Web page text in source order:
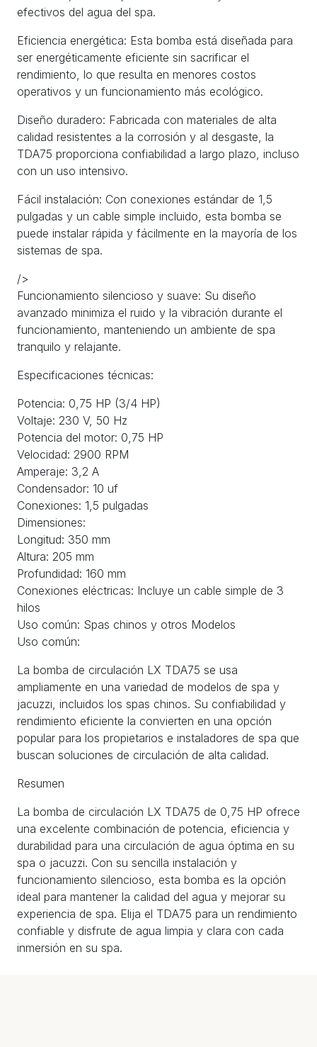
efectivos del agua del spa.
Eficiencia energética: Esta bomba está diseñada para
ser energéticamente eficiente sin sacrificar el
rendimiento, lo que resulta en menores costos
operativos y un funcionamiento más ecológico.
Diseño duradero: Fabricada con materiales de alta
calidad resistentes a la corrosión y al desgaste, la
TDA75 proporciona confiabilidad a largo plazo, incluso
con un uso intensivo.
Fácil instalación: Con conexiones estándar de 1,5
pulgadas y un cable simple incluido, esta bomba se
puede instalar rápida y fácilmente en la mayoría de los
sistemas de spa.
/>
Funcionamiento silencioso y suave: Su diseño
avanzado minimiza el ruido y la vibración durante el
funcionamiento, manteniendo un ambiente de spa
tranquilo y relajante.
Especificaciones técnicas:
Potencia: 0,75 HP (3/4 HP)
Voltaje: 230 V, 50 Hz
Potencia del motor: 0,75 HP
Velocidad: 2900 RPM
Amperaje: 3,2 A
Condensador: 10 uf
Conexiones: 1,5 pulgadas
Dimensiones:
Longitud: 350 mm
Altura: 205 mm
Profundidad: 160 mm
Conexiones eléctricas: Incluye un cable simple de 3
hilos
Uso común: Spas chinos y otros Modelos
Uso común:
La bomba de circulación LX TDA75 se usa
ampliamente en una variedad de modelos de spa y
jacuzzi, incluidos los spas chinos. Su confiabilidad y
rendimiento eficiente la convierten en una opción
popular para los propietarios e instaladores de spa que
buscan soluciones de circulación de alta calidad.
Resumen
La bomba de circulación LX TDA75 de 0,75 HP ofrece
una excelente combinación de potencia, eficiencia y
durabilidad para una circulación de agua óptima en su
spa o jacuzzi. Con su sencilla instalación y
funcionamiento silencioso, esta bomba es la opción
ideal para mantener la calidad del agua y mejorar su
experiencia de spa. Elija el TDA75 para un rendimiento
confiable y disfrute de agua limpia y clara con cada
inmersión en su spa.